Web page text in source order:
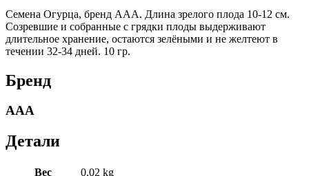
Семена Огурца, бренд ААА. Длина зрелого плода 10-12 см.
Созревшие и собранные с грядки плоды выдерживают
длительное хранение, остаются зелёными и не желтеют в
течении 32-34 дней. 10 гр.
Бренд
AAA
Детали
Вес 0.02 kg